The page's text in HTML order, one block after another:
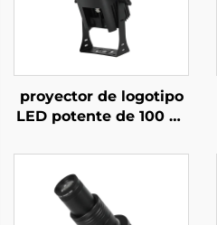
proyector de logotipo
LED potente de 100 W
IP67 resistente al agua
con mando a distancia
para branding
comercial exterior